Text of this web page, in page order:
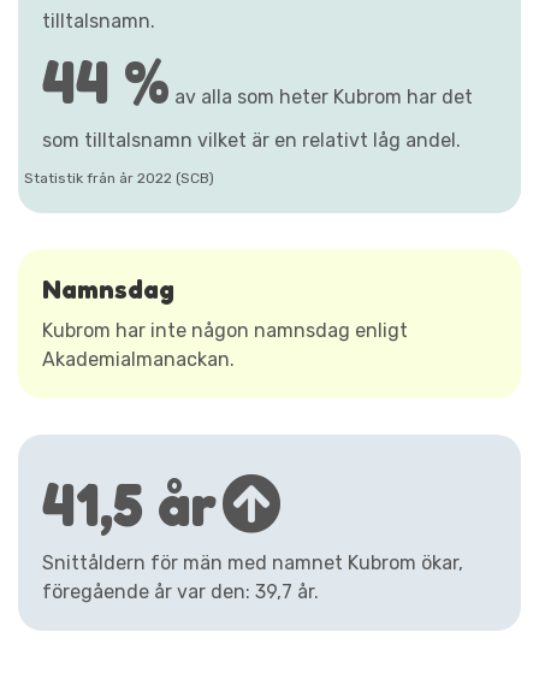
tilltalsnamn.
44 % av alla som heter Kubrom har det
som tilltalsnamn vilket är en relativt låg andel.
Statistik från år 2022 (SCB)
Namnsdag
Kubrom har inte någon namnsdag enligt
Akademialmanackan.
41,5 år
Snittåldern för män med namnet Kubrom ökar,
föregående år var den: 39,7 år.